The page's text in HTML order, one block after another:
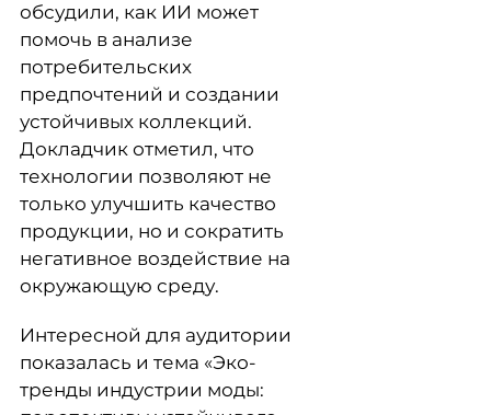
обсудили, как ИИ может
помочь в анализе
потребительских
предпочтений и создании
устойчивых коллекций.
Докладчик отметил, что
технологии позволяют не
только улучшить качество
продукции, но и сократить
негативное воздействие на
окружающую среду.
Интересной для аудитории
показалась и тема «Эко-
тренды индустрии моды: